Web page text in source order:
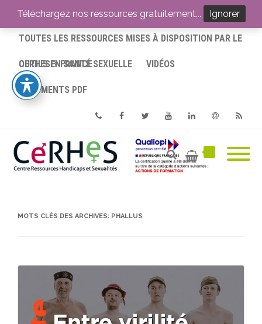
ACCUEIL
TOUTES LES RESSOURCES MISES À DISPOSITION PAR LE
CERHES® FRANCE
OUTILS EN SANTÉ SEXUELLE VIDÉOS
DOCUMENTS PDF
PhoneFacebookTwitterYoutube
MOTS CLÉS DES ARCHIVES: PHALLUS
Téléchargez nos ressources gratuitement... Ignorer